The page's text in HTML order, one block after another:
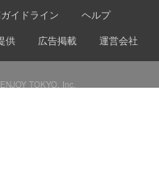
イドライン
ヘルプ
供 広告掲載 運営会社
TOKYO, Inc.